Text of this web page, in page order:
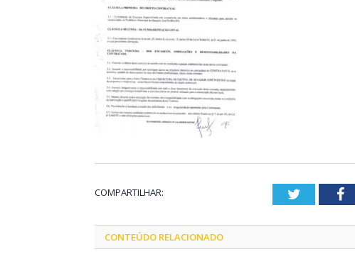
COMPARTILHAR: Twitter
CONTEÚDO RELACIONADO